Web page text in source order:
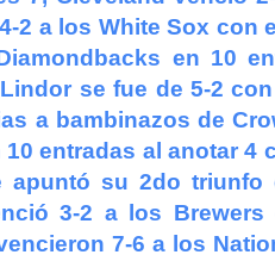
2 a los White Sox con
en 10
se fue de 5-2
a bambinazos de
10 entradas al anotar 4
apuntó su 2do
3-2 a los
7-6 a los